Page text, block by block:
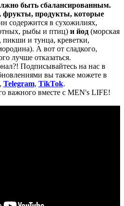
быть сбалансированным.
фрукты, продукты, которые
содержится в сухожилиях,
рыбы и птиц) и йод (морская
пикши и тунца, креветки,
А вот от сладкого,
лучше отказаться.
Подписывайтесь на нас в
вы также можете в
Telegram, TikTok.
важного вместе с MEN's LIFE!